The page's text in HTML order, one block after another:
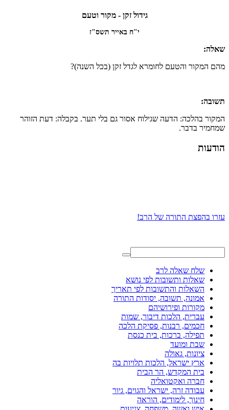
גידול זקן - מקור וטעם
י"ח באייר תשס"ז
שאלה:
מהם המקור והטעם לחומרא לגדל זקן (בכל השנה)?
תשובה:
המקור בהלכה: הדעה שגילוח אסור גם בלי תער. בקבלה: דעת הזוהר
שמחמיר בדבר.
הודעות
עזרו בהפצת התורה של הרב!
שלח שאלה לרב
שאלות ותשובות לפי נושא
השאלות והתשובות לפי תאריך
אמונה, תשובה, יסודות התורה
מקורות ופירושיהם
עברית, הלכות דיבור, שמות
חכמים, רבנות, פסיקת הלכה
תפילה, ברכות, בית כנסת
שבת ומועד
ציונות, גאולה
ארץ ישראל, הלכות תלויות בה
בית המקדש, הר הבית
חברה ואקטואליה
עבודה זרה, ישראל והגוים, גיור
חינוך, לימודים, הוראה